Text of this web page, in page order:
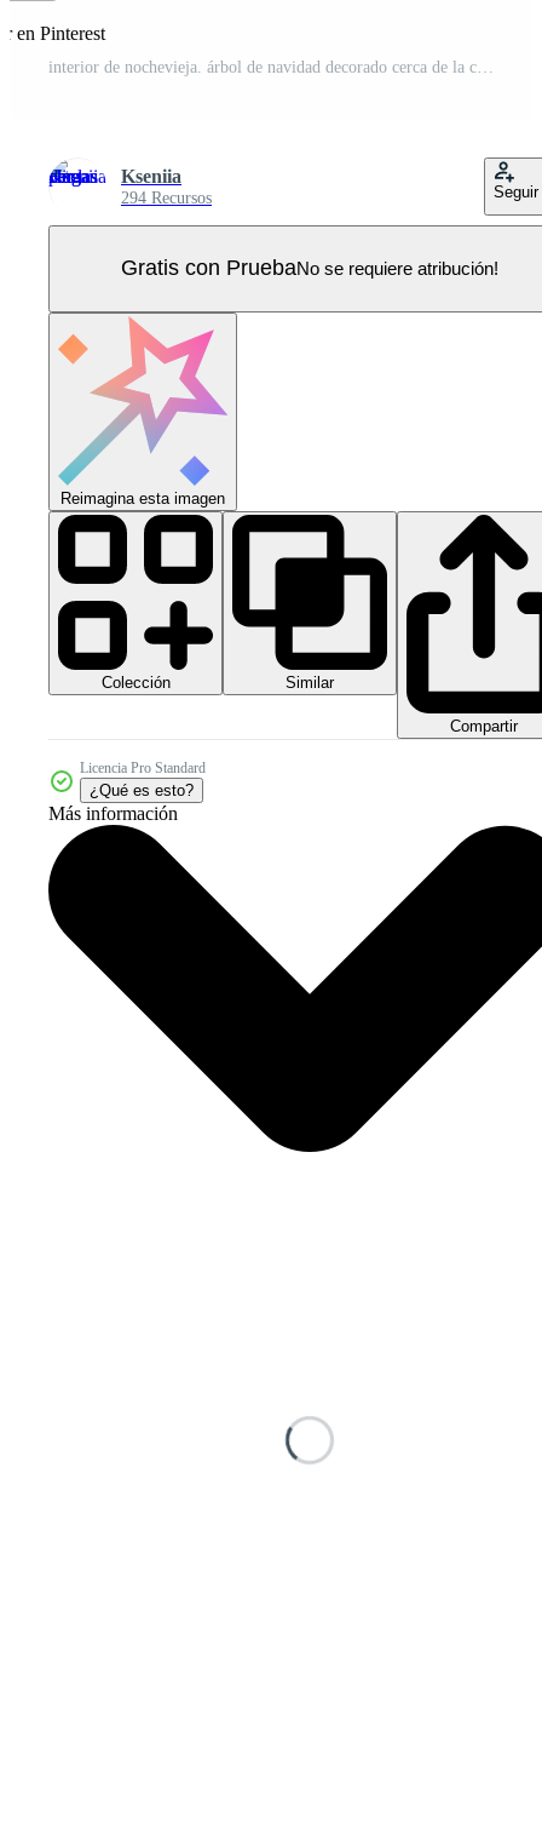
en Pinterest
Kseniia
294 Recursos Seguir
Gratis con PruebaNo se requiere atribución!
Reimagina esta imagen
Colección Similar
Compartir
Licencia Pro Standard
¿Qué es esto?
Más información